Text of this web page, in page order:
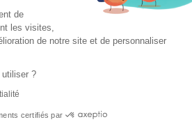
de
les visites,
de notre site et de personnaliser
utiliser ?
certifiés par
COMME
SUR
réservés.
•FAQ